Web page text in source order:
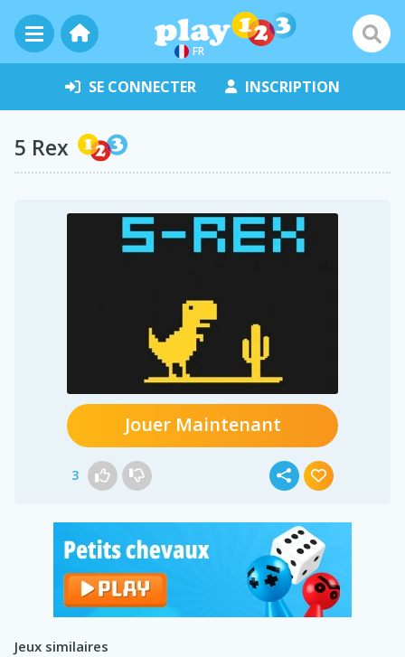
FR
SE CONNECTER INSCRIPTION
5 Rex
Jouer Maintenant
3
Jeux similaires